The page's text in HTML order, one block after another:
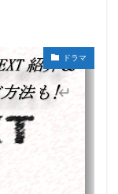
ドラマ